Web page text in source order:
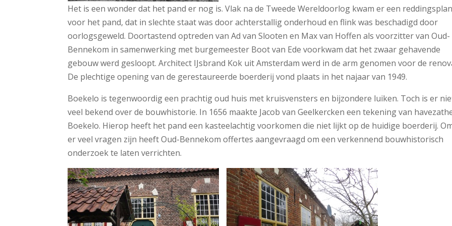
Het is een wonder dat het pand er nog is. Vlak na de Tweede Wereldoorlog kwam er een reddingsplan
voor het pand, dat in slechte staat was door achterstallig onderhoud en flink was beschadigd door
oorlogsgeweld. Doortastend optreden van Ad van Slooten en Max van Hoffen als voorzitter van Oud-
Bennekom in samenwerking met burgemeester Boot van Ede voorkwam dat het zwaar gehavende
gebouw werd gesloopt. Architect IJsbrand Kok uit Amsterdam werd in de arm genomen voor de
De plechtige opening van de gerestaureerde boerderij vond plaats in het najaar van 1949.
Boekelo is tegenwoordig een prachtig oud huis met kruisvensters en bijzondere luiken. Toch is er
veel bekend over de bouwhistorie. In 1656 maakte Jacob van Geelkercken een tekening van
Boekelo. Hierop heeft het pand een kasteelachtig voorkomen die niet lijkt op de huidige boerderij.
er veel vragen zijn heeft Oud-Bennekom offertes aangevraagd om een verkennend bouwhistorisch
onderzoek te laten verrichten.